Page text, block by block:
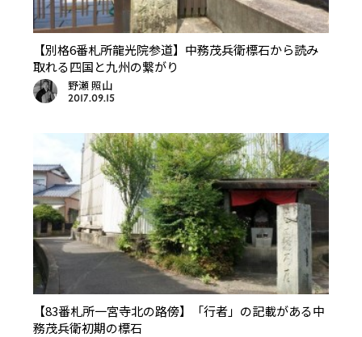
【別格6番札所龍光院参道】中務茂兵衛標石から読み
取れる四国と九州の繋がり
野瀬 照山
2017.09.15
【83番札所一宮寺北の路傍】「行者」の記載がある中
務茂兵衛初期の標石